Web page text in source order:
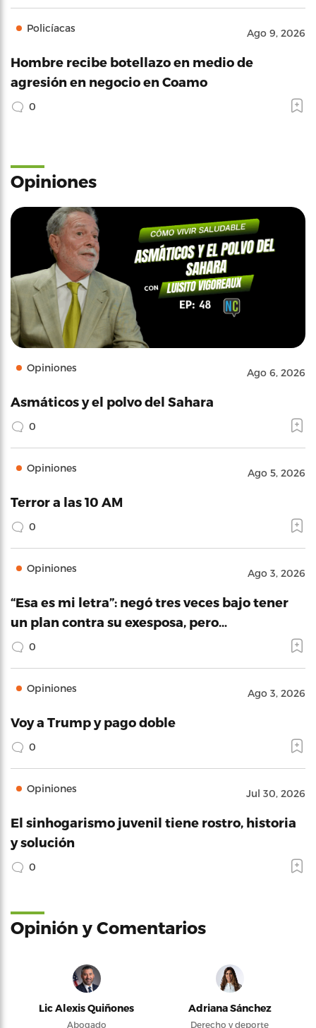
Policíacas Ago 9, 2026
Hombre recibe botellazo en medio de
agresión en negocio en Coamo
0
Opiniones
Opiniones Ago 6, 2026
Asmáticos y el polvo del Sahara
0
Opiniones Ago 5, 2026
Terror a las 10 AM
0
Opiniones Ago 3, 2026
“Esa es mi letra”: negó tres veces bajo tener
un plan contra su exesposa, pero…
0
Opiniones Ago 3, 2026
Voy a Trump y pago doble
0
Opiniones Jul 30, 2026
El sinhogarismo juvenil tiene rostro, historia
y solución
0
Opinión y Comentarios
Lic Alexis Quiñones
Abogado
Adriana Sánchez
Derecho y deporte